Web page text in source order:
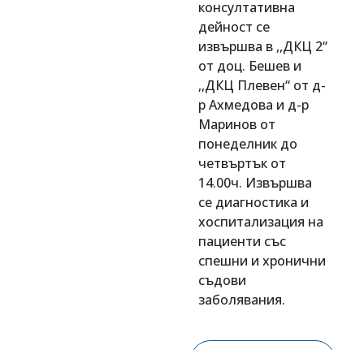
консултативна
дейност се
извършва в ,,ДКЦ 2‘‘
от доц. Бешев и
,,ДКЦ Плевен‘‘ от д-
р Ахмедова и д-р
Маринов от
понеделник до
четвъртък от
14.00ч. Извършва
се диагностика и
хоспитализация на
пациенти със
спешни и хронични
съдови
заболявания.